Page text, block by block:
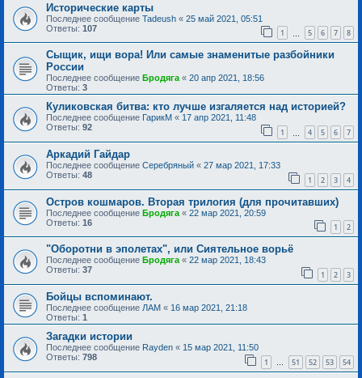
Исторические карты
Последнее сообщение Tadeush « 25 май 2021, 05:51
Ответы: 107 1 5 6 7 8
Сыщик, ищи вора! Или самые знаменитые разбойники
России
Последнее сообщение Бродяга« 20 апр 2021, 18:56
Ответы: 3
Куликовская битва: кто лучше изгаляется над историей?
Последнее сообщение ГарикМ « 17 апр 2021, 11:48
Ответы: 92 1 4 5 6 7
Аркадий Гайдар
Последнее сообщение Серебряный « 27 мар 2021, 17:33
Ответы: 48 1 2 3 4
Остров кошмаров. Вторая трилогия (для прочитавших)
Последнее сообщение Бродяга « 22 мар 2021, 20:59
Ответы: 16 1 2
"Оборотни в эполетах", или Сиятельное ворьё
Последнее сообщение Бродяга « 22 мар 2021, 18:43
Ответы: 37 1 2 3
Бойцы вспоминают.
Последнее сообщение ЛАМ « 16 мар 2021, 21:18
Ответы: 1
Загадки истории
Последнее сообщение Rayden « 15 мар 2021, 11:50
Ответы: 798 1 … 51 52 53 54